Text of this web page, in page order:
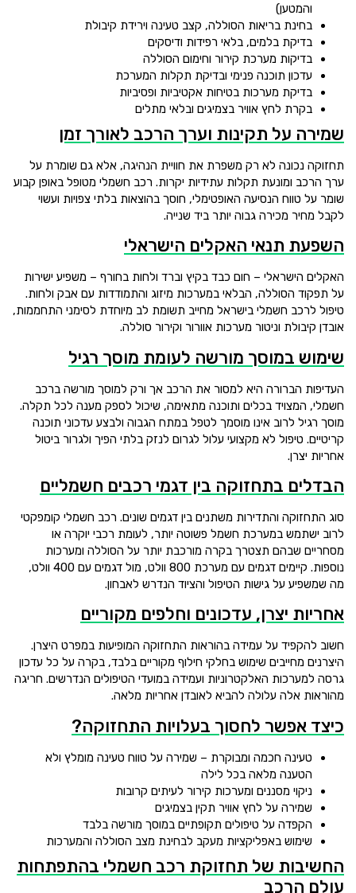
והמטען)
בחינת בריאות הסוללה, קצב טעינה וירידת קיבולת
בדיקת בלמים, בלאי רפידות ודיסקים
בדיקות מערכת קירור וחימום הסוללה
עדכון תוכנה פנימי ובדיקת תקלות המערכת
בדיקת מערכות בטיחות אקטיביות ופסיביות
בקרת לחץ אוויר בצמיגים ובלאי מתלים
שמירה על תקינות וערך הרכב לאורך זמן
תחזוקה נכונה לא רק משפרת את חוויית הנהיגה, אלא גם שומרת על
ערך הרכב ומונעת תקלות עתידיות יקרות. רכב חשמלי מטופל באופן קבוע
שומר על טווח הנסיעה האופטימלי, חוסך בהוצאות בלתי צפויות ועשוי
לקבל מחיר מכירה גבוה יותר ביד שנייה.
השפעת תנאי האקלים הישראלי
האקלים הישראלי – חום כבד בקיץ וברד ולחות בחורף – משפיע ישירות
על תפקוד הסוללה, הבלאי במערכות מיזוג והתמודדות עם אבק ולחות.
טיפול לרכב חשמלי בישראל מחייב תשומת לב מיוחדת לסימני התחממות,
אובדן קיבולת וניטור מערכות אוורור וקירור סוללה.
שימוש במוסך מורשה לעומת מוסך רגיל
העדיפות הברורה היא למסור את הרכב אך ורק למוסך מורשה ברכב
חשמלי, המצויד בכלים ותוכנה מתאימה, שיכול לספק מענה לכל תקלה.
מוסך רגיל לרוב אינו מוסמך לטפל במתח הגבוה ולבצע עדכוני תוכנה
קריטיים. טיפול לא מקצועי עלול לגרום לנזק בלתי הפיך ולגרור ביטול
אחריות יצרן.
הבדלים בתחזוקה בין דגמי רכבים חשמליים
סוג התחזוקה והתדירות משתנים בין דגמים שונים. רכב חשמלי קומפקטי
לרוב ישתמש במערכת חשמל פשוטה יותר, לעומת רכבי יוקרה או
מסחריים שבהם תצטרך בקרה מורכבת יותר על הסוללה ומערכות
נוספות. קיימים דגמים עם מערכת 800 וולט, מול דגמים עם 400 וולט,
מה שמשפיע על גישות הטיפול והציוד הנדרש לאבחון.
אחריות יצרן, עדכונים וחלפים מקוריים
חשוב להקפיד על עמידה בהוראות התחזוקה המופיעות במפרט היצרן.
היצרנים מחייבים שימוש בחלקי חילוף מקוריים בלבד, בקרה על כל עדכון
גרסה למערכות האלקטרוניות ועמידה במועדי הטיפולים הנדרשים. חריגה
מהוראות אלה עלולה להביא לאובדן אחריות מלאה.
כיצד אפשר לחסוך בעלויות התחזוקה?
טעינה חכמה ומבוקרת – שמירה על טווח טעינה מומלץ ולא
הטענה מלאה בכל לילה
ניקוי מסננים ומערכות קירור לעיתים קרובות
שמירה על לחץ אוויר תקין בצמיגים
הקפדה על טיפולים תקופתיים במוסך מורשה בלבד
שימוש באפליקציות מעקב לבחינת מצב הסוללה והמערכות
החשיבות של תחזוקת רכב חשמלי בהתפתחות
עולם הרכב